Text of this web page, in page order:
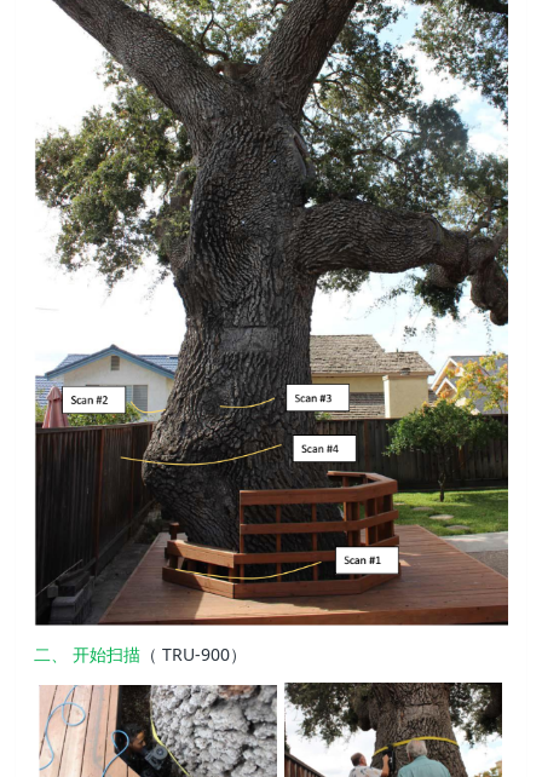
二、 开始扫描 （ TRU-900）